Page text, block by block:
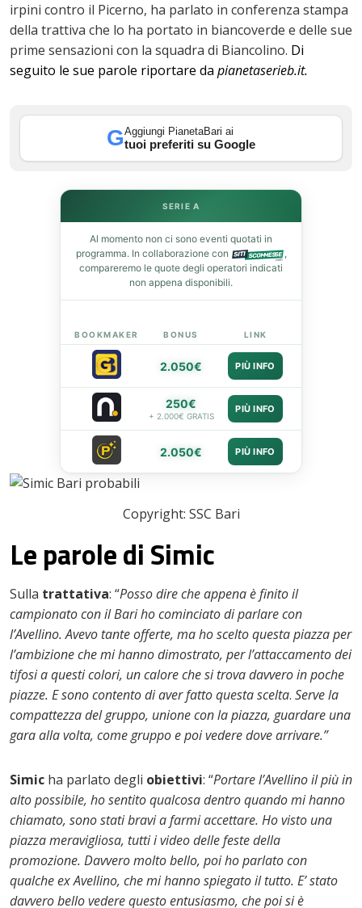
irpini contro il Picerno, ha parlato in conferenza stampa
della trattiva che lo ha portato in biancoverde e delle sue
prime sensazioni con la squadra di Biancolino. Di
seguito le sue parole riportare da pianetaserieb.it.
GAggiungi PianetaBari ai
tuoi preferiti su Google
SERIE A
Al momento non ci sono eventi quotati in
programma. In collaborazione con
,
compareremo le quote degli operatori indicati
non appena disponibili.
BOOKMAKER BONUS LINK
2.050€ PIÙ INFO
250€
+ 2.000€ GRATIS
PIÙ INFO
2.050€ PIÙ INFO
Copyright: SSC Bari
Le parole di Simic
Sulla trattativa: “Posso dire che appena è finito il
campionato con il Bari ho cominciato di parlare con
l’Avellino. Avevo tante offerte, ma ho scelto questa piazza per
l’ambizione che mi hanno dimostrato, per l’attaccamento dei
tifosi a questi colori, un calore che si trova davvero in poche
piazze. E sono contento di aver fatto questa scelta. Serve la
compattezza del gruppo, unione con la piazza, guardare una
gara alla volta, come gruppo e poi vedere dove arrivare.”
Simic ha parlato degli obiettivi: “Portare l’Avellino il più in
alto possibile, ho sentito qualcosa dentro quando mi hanno
chiamato, sono stati bravi a farmi accettare. Ho visto una
piazza meravigliosa, tutti i video delle feste della
promozione. Davvero molto bello, poi ho parlato con
qualche ex Avellino, che mi hanno spiegato il tutto. E’ stato
davvero bello vedere questo entusiasmo, che poi si è